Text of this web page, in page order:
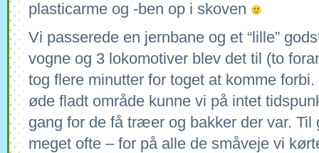
plasticarme og -ben op i skoven
Vi passerede en jernbane og et “lille”
vogne og 3 lokomotiver blev det til (to
tog flere minutter for toget at komme
øde fladt område kunne vi på intet
gang for de få træer og bakker der var.
meget ofte – for på alle de småveje vi